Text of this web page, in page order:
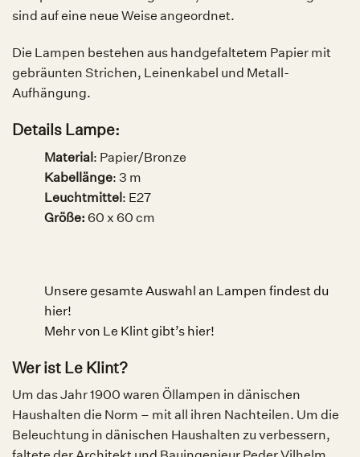
sind auf eine neue Weise angeordnet.
Die Lampen bestehen aus handgefaltetem Papier mit
gebräunten Strichen, Leinenkabel und Metall-
Aufhängung.
Details Lampe:
Material: Papier/Bronze
Kabellänge: 3 m
Leuchtmittel: E27
Größe: 60 x 60 cm
Unsere gesamte Auswahl an Lampen findest du
hier!
Mehr von Le Klint gibt’s hier!
Wer ist Le Klint?
Um das Jahr 1900 waren Öllampen in dänischen
Haushalten die Norm – mit all ihren Nachteilen. Um die
Beleuchtung in dänischen Haushalten zu verbessern,